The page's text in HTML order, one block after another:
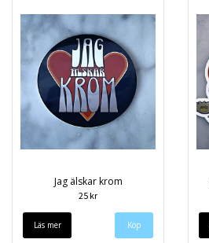
Jag älskar krom
25 kr
Läs mer